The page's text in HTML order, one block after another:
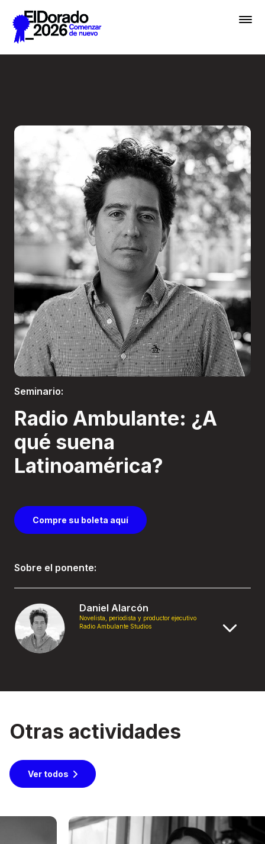
Saltar al contenido principal
Academias
Archivo
Inscribir
Boletería
Seminario:
Radio Ambulante: ¿A
qué suena
Latinoamérica?
Compre su boleta aquí
Sobre el ponente:
Daniel Alarcón
Novelista, periodista y productor ejecutivo
Radio Ambulante Studios
Otras actividades
Ver todos